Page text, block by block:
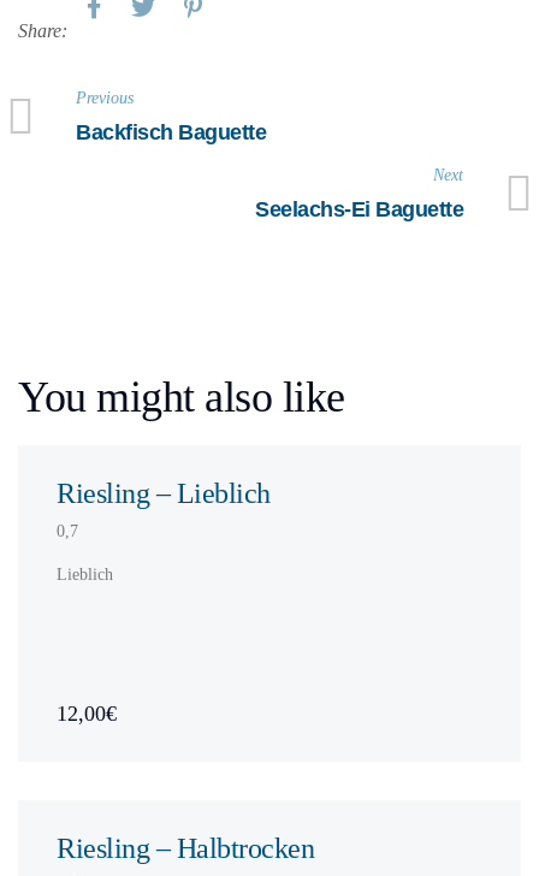
Share:
Previous
Backfisch Baguette
Next
Seelachs-Ei Baguette
You might also like
Riesling – Lieblich
0,7
Lieblich
12,00€
Riesling – Halbtrocken